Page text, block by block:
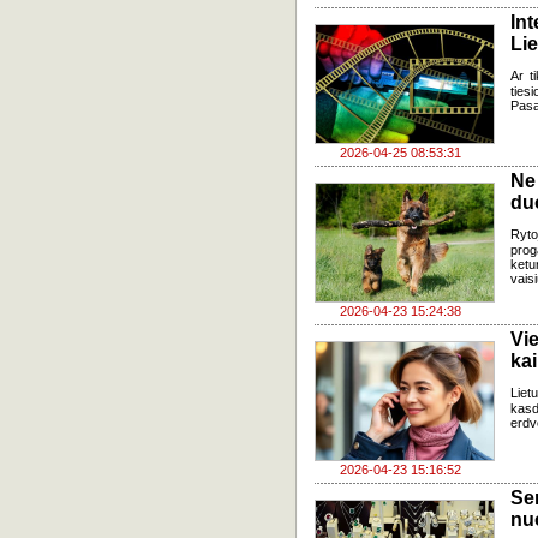
2026-04-25 08:53:31
Ar
2026-04-23 15:24:38
2026-04-23 15:16:52